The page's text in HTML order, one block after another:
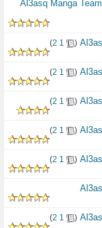
(
1
2
)
(
1
2
)
(
1
2
)
(
1
2
)
(
1
2
)
(
1
2
)